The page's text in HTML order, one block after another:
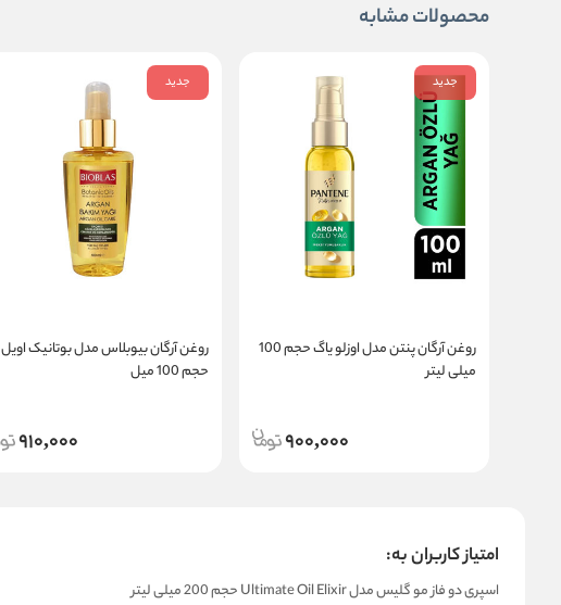
محصولات مشابه
جدید
روغن آرگان پنتن مدل اوزلو یاگ حجم 100
میلی لیتر
900,000
جدید
روغن آرگان بیوبلاس مدل بوتانیک اویل
حجم 100 میل
910,000
امتیاز کاربران به:
اسپری دو فاز مو گلیس مدل Ultimate Oil Elixir حجم 200 میلی لیتر